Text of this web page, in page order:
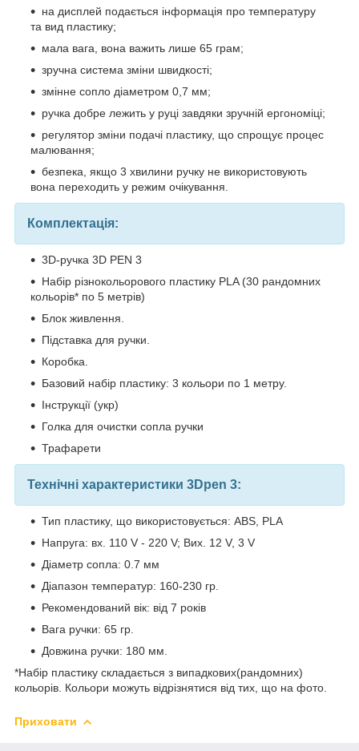
на дисплей подається інформація про температуру
та вид пластику;
мала вага, вона важить лише 65 грам;
зручна система зміни швидкості;
змінне сопло діаметром 0,7 мм;
ручка добре лежить у руці завдяки зручній ергономіці;
регулятор зміни подачі пластику, що спрощує процес
малювання;
безпека, якщо 3 хвилини ручку не використовують
вона переходить у режим очікування.
Комплектація:
3D-ручка 3D PEN 3
Набір різнокольорового пластику PLA (30 рандомних
кольорів* по 5 метрів)
Блок живлення.
Підставка для ручки.
Коробка.
Базовий набір пластику: 3 кольори по 1 метру.
Інструкції (укр)
Голка для очистки сопла ручки
Трафарети
Технічні характеристики 3Dpen 3:
Тип пластику, що використовується: ABS, PLA
Напруга: вх. 110 V - 220 V; Вих. 12 V, 3 V
Діаметр сопла: 0.7 мм
Діапазон температур: 160-230 гр.
Рекомендований вік: від 7 років
Вага ручки: 65 гр.
Довжина ручки: 180 мм.
*Набір пластику складається з випадкових(рандомних)
кольорів. Кольори можуть відрізнятися від тих, що на фото.
Приховати